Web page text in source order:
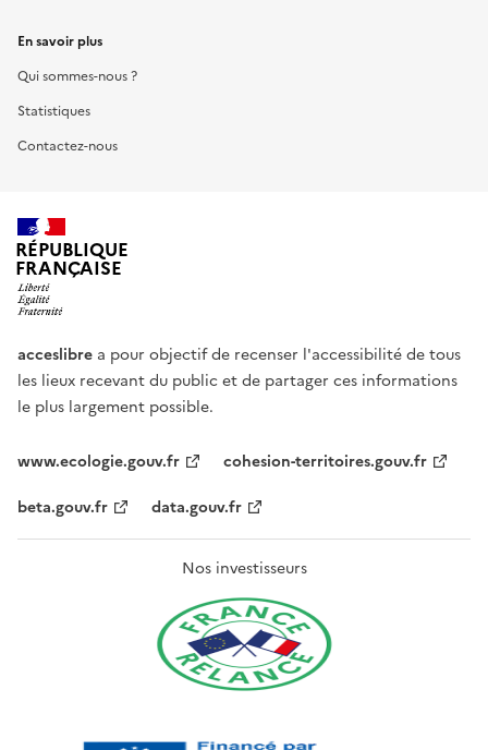
En savoir plus
Qui sommes-nous ?
Statistiques
Contactez-nous
RÉPUBLIQUE
FRANÇAISE
acceslibre a pour objectif de recenser l'accessibilité de tous
les lieux recevant du public et de partager ces informations
le plus largement possible.
www.ecologie.gouv.fr
cohesion-territoires.gouv.fr
beta.gouv.fr
data.gouv.fr
Nos investisseurs